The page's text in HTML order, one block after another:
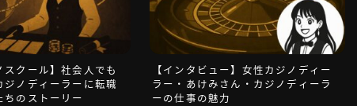
スクール】社会人でも
ジノディーラーに転職
ちのストーリー
【インタビュー】女性カジノディー
ラー・あけみさん・カジノディーラ
ーの仕事の魅力